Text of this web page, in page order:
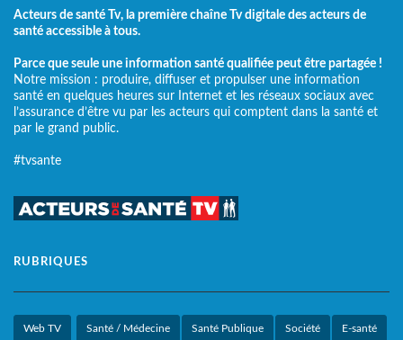
Acteurs de santé Tv, la première chaîne Tv digitale des acteurs de
santé accessible à tous.
Parce que seule une information santé qualifiée peut être partagée !
Notre mission : produire, diffuser et propulser une information
santé en quelques heures sur Internet et les réseaux sociaux avec
l’assurance d’être vu par les acteurs qui comptent dans la santé et
par le grand public.
#tvsante
RUBRIQUES
Web TV Santé / Médecine Santé Publique Société E-santé